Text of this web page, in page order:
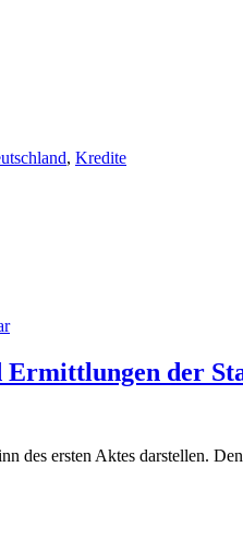
, Kredite
der
des ersten Aktes darstellen.